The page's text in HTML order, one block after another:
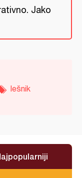
Jako
lešnik